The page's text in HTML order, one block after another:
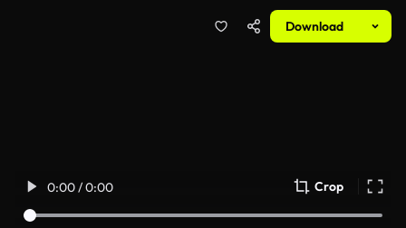
Download
0:00 / 0:00 Crop